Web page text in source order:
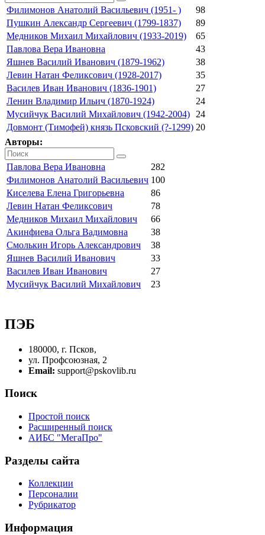
Филимонов Анатолий Васильевич (1951- )
98
Пушкин Александр Сергеевич (1799-1837)
89
Медников Михаил Михайлович (1933-2019)
65
Павлова Вера Ивановна
43
Яшнев Василий Иванович (1879-1962)
38
Левин Натан Феликсович (1928-2017)
35
Василев Иван Иванович (1836-1901)
27
Ленин Владимир Ильич (1870-1924)
24
Мусийчук Василий Михайлович (1942-2004)
24
Довмонт (Тимофей) князь Псковский (?-1299) 20
Авторы:
Павлова Вера Ивановна
282
Филимонов Анатолий Васильевич 100
Киселева Елена Григорьевна
86
Левин Натан Феликсович
78
Медников Михаил Михайлович
66
Акинфиева Ольга Вадимовна
38
Смолькин Игорь Александрович
38
Яшнев Василий Иванович
33
Василев Иван Иванович
27
Мусийчук Василий Михайлович
23
ПЭБ
180000, г. Псков,
ул. Профсоюзная, 2
Email: support@pskovlib.ru
Поиск
Простой поиск
Расширенный поиск
АИБС "МегаПро"
Разделы сайта
Коллекции
Персоналии
Рубрикатор
Информация